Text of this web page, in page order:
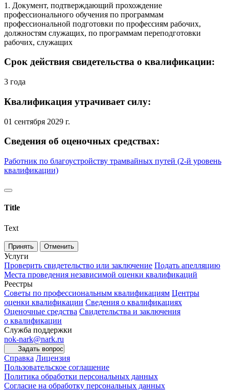
1. Документ, подтверждающий прохождение
профессионального обучения по программам
профессиональной подготовки по профессиям рабочих,
должностям служащих, по программам переподготовки
рабочих, служащих
Срок действия свидетельства о квалификации:
3 года
Квалификация утрачивает силу:
01 сентября 2029 г.
Сведения об оценочных средствах:
Работник по благоустройству трамвайных путей (2-й уровень
квалификации)
Title
Text
Принять Отменить
Услуги
Проверить свидетельство или заключение Подать апелляцию
Места проведения независимой оценки квалификаций
Реестры
Советы по профессиональным квалификациям Центры
оценки квалификации Сведения о квалификациях
Оценочные средства Свидетельства и заключения
о квалификации
Служба поддержки
nok-nark@nark.ru
Задать вопрос
Справка Лицензия
Пользовательское соглашение
Политика обработки персональных данных
Согласие на обработку персональных данных